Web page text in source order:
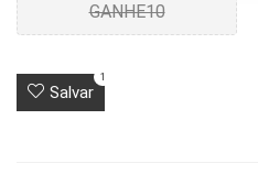
GANHE10
Salvar
1